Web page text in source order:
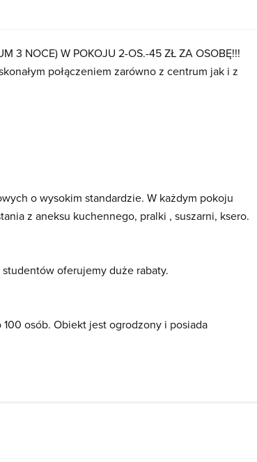
3 NOCE) W POKOJU 2-OS.-45 ZŁ ZA OSOBĘ!!!
połączeniem zarówno z centrum jak i z
o wysokim standardzie. W każdym pokoju
z aneksu kuchennego, pralki , suszarni, ksero.
oferujemy duże rabaty.
osób. Obiekt jest ogrodzony i posiada